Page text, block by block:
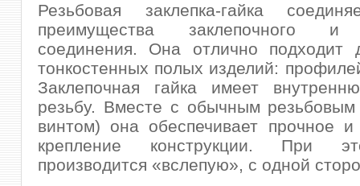
Резьбовая заклепка-гайка
преимущества заклепочного и
соединения. Она отлично подходит
тонкостенных полых изделий:
Заклепочная гайка имеет
резьбу. Вместе с обычным
винтом) она обеспечивает прочное и
крепление конструкции. При
производится «вслепую», с одной